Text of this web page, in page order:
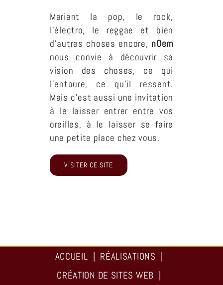
Mariant la pop, le rock,
l’électro, le reggae et bien
d’autres choses encore, nOem
nous convie à découvrir sa
vision des choses, ce qui
l’entoure, ce qu’il ressent.
Mais c’est aussi une invitation
à le laisser entrer entre vos
oreilles, à le laisser se faire
une petite place chez vous.
VISITER CE SITE
ACCUEIL
RÉALISATIONS
CRÉATION DE SITES WEB